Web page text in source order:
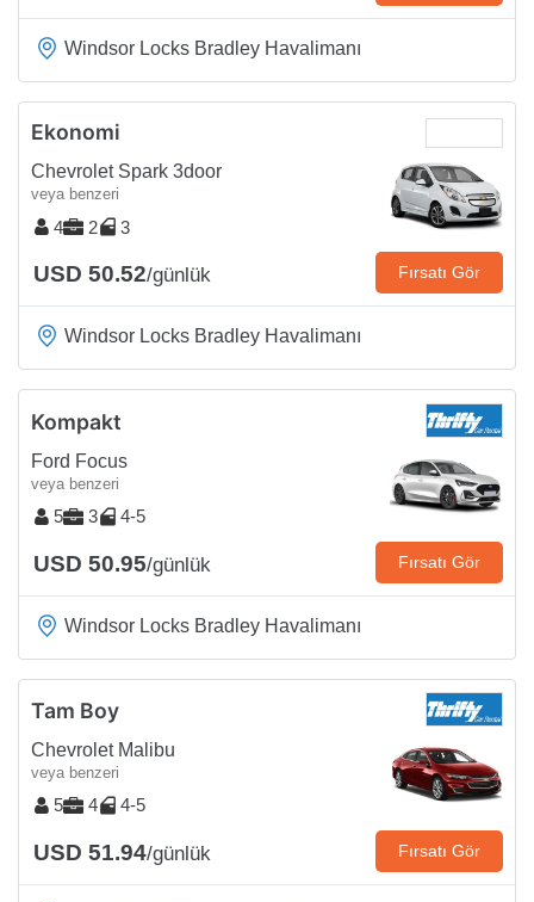
Windsor Locks Bradley Havalimanı
Ekonomi
Chevrolet Spark 3door
veya benzeri
4 2 3
USD 50.52/günlük Fırsatı Gör
Windsor Locks Bradley Havalimanı
Kompakt
Ford Focus
veya benzeri
5 3 4-5
USD 50.95/günlük Fırsatı Gör
Windsor Locks Bradley Havalimanı
Tam Boy
Chevrolet Malibu
veya benzeri
5 4 4-5
USD 51.94/günlük Fırsatı Gör